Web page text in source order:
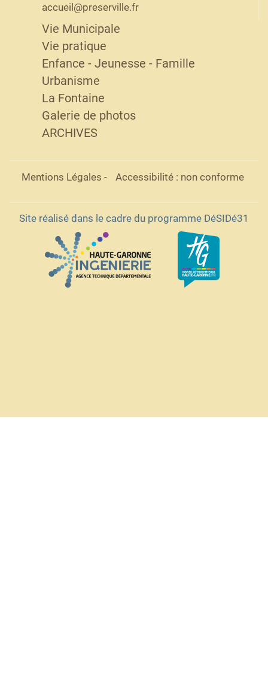
accueil@preserville.fr
Vie Municipale
Vie pratique
Enfance - Jeunesse - Famille
Urbanisme
La Fontaine
Galerie de photos
ARCHIVES
Mentions Légales - Accessibilité : non conforme
Site réalisé dans le cadre du programme DéSIDé31